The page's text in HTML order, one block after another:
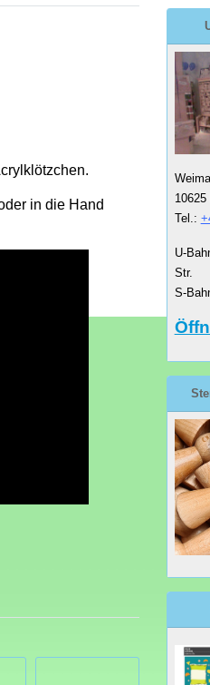
in die Hand
10625
Tel.:
U-
Str.
S-